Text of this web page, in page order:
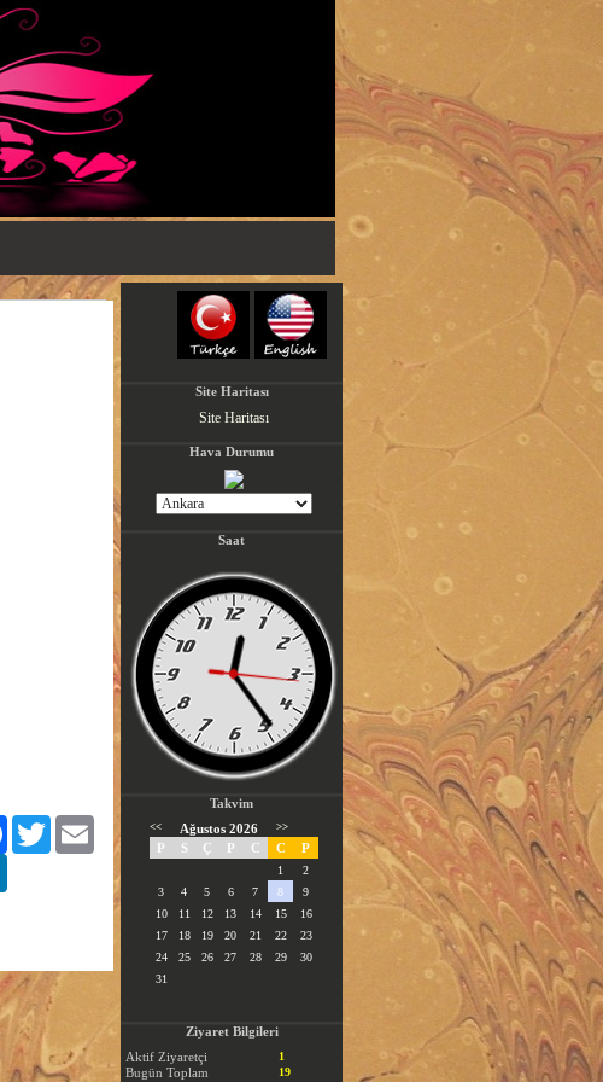
Facebook Twitter
Site Haritası
Site Haritası
Hava Durumu
Saat
Takvim
<< Ağustos 2026 >>
P S Ç P C C P
1
2
3
4 5 6 7 8
9
10
11 12 13 14 15
16
17
18 19 20 21 22
23
24
25 26 27 28 29
30
31
Ziyaret Bilgileri
Aktif Ziyaretçi
1
Bugün Toplam 19